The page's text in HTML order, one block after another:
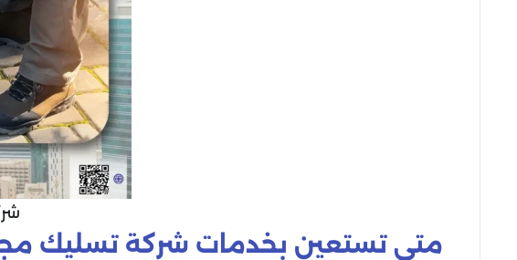
متى تستعين بخدمات شركة تسليك